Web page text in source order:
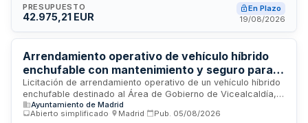
potencia mínima de 150 CV, cambio automático de 6
velocidades y depósito de combustible de al menos 80 litros.
PRESUPUESTO
42.975,21 EUR
En Plazo
19/08/2026
Arrendamiento operativo de vehículo híbrido
enchufable con mantenimiento y seguro para el
Área de Vicealcaldía, Portavoz, Seguridad y
Emergencias
Licitación de arrendamiento operativo de un vehículo híbrido
enchufable destinado al Área de Gobierno de Vicealcaldía,
Portavoz, Seguridad y Emergencias. El contrato incluye
mantenimiento integral y cobertura de seguros. La duración
Ayuntamiento de Madrid
Abierto simplificado
Madrid Pub. 05/08/2026